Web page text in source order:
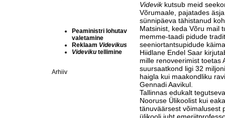
Peaministri lohutav
valetamine
Reklaam Videvikus
Videviku tellimine
Arhiiv
Videvikkutsub meid
Võrumaale, pajatades
sünnipäeva tähistanud
Matsinist, keda Võru mail
memme-taadi pidude
seeniortantsupidude
Hiidlane Endel Saar
mille renoveerimist toetas
suursaatkond ligi 32
haigla kui maakondliku
Gennadi Aavikul.
Tallinnas edukalt
Nooruse Ülikoolist kui
tänuväärsest võimalusest